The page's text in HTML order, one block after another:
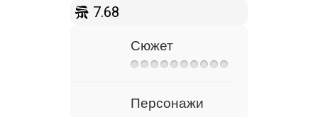
7.68
Сюжет
Персонажи